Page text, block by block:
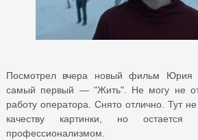
Посмотрел вчера новый фильм Юрия
самый первый — "Жить". Не могу не
работу оператора. Снято отлично. Тут
качеству картинки, но остается
профессионализмом.